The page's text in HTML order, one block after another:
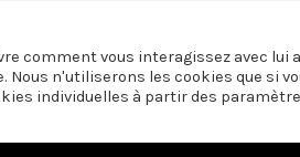
comment vous interagissez avec lui
n'utiliserons les cookies que si
individuelles à partir des